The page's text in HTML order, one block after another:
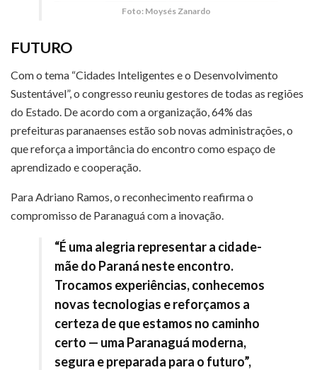
Foto: Moysés Zanardo
FUTURO
Com o tema “Cidades Inteligentes e o Desenvolvimento
Sustentável”, o congresso reuniu gestores de todas as regiões
do Estado. De acordo com a organização, 64% das
prefeituras paranaenses estão sob novas administrações, o
que reforça a importância do encontro como espaço de
aprendizado e cooperação.
Para Adriano Ramos, o reconhecimento reafirma o
compromisso de Paranaguá com a inovação.
“É uma alegria representar a cidade-
mãe do Paraná neste encontro.
Trocamos experiências, conhecemos
novas tecnologias e reforçamos a
certeza de que estamos no caminho
certo — uma Paranaguá moderna,
segura e preparada para o futuro”,